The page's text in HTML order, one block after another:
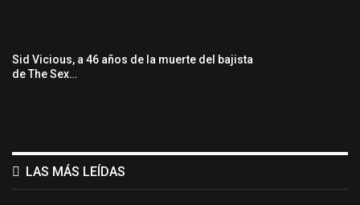
Sid Vicious, a 46 años de la muerte del bajista
de The Sex…
LAS MÁS LEÍDAS